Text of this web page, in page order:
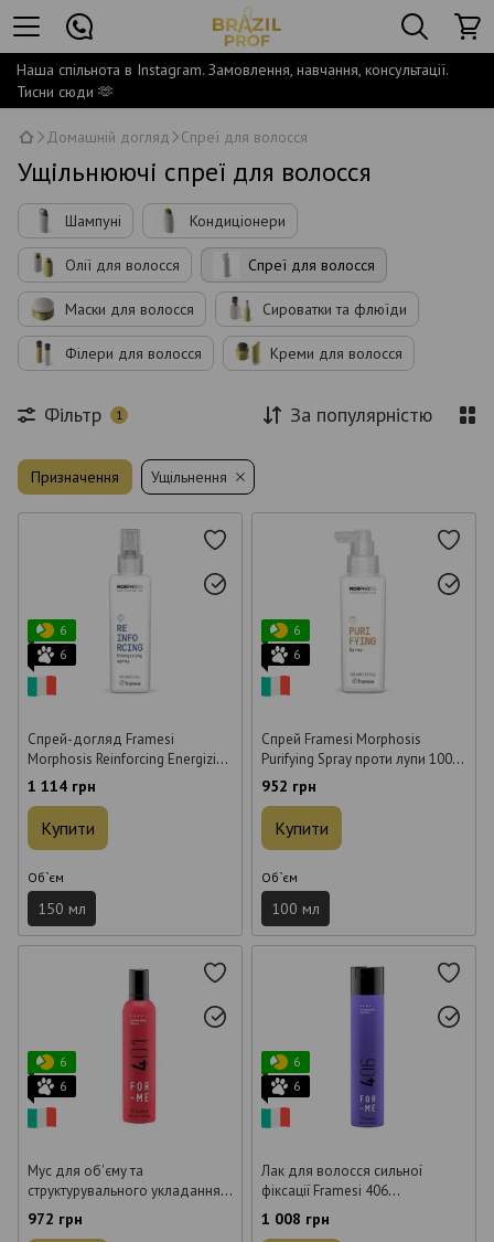
Наша спільнота в Instagram. Замовлення, навчання, консультації.
Тисни сюди 🫶
Домашній догляд Спреї для волосся
Ущільнюючі спреї для волосся
Шампуні Кондиціонери
Олії для волосся Спреї для волосся
Маски для волосся Сироватки та флюїди
Філери для волосся Креми для волосся
Фільтр 1 За популярністю
Призначення Ущільнення
6
6
Спрей-догляд Framesi
Morphosis Reinforcing Energizing
Spray для ослабленого
волосся 150 мл
1 114 грн
Купити
Об`єм
150 мл
6
6
Спрей Framesi Morphosis
Purifying Spray проти лупи 100
мл
952 грн
Купити
Об`єм
100 мл
6
6
Мус для об'єму та
структурувального укладання
Framesi 401 Give Me Body
Mousse 300 мл
972 грн
6
6
Лак для волосся сильної
фіксації Framesi 406
Hold&Brush Me Hairspray 500
1 008 грн